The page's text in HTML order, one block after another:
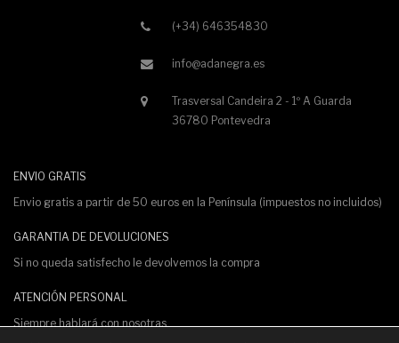
(+34) 646354830
info@adanegra.es
Trasversal Candeira 2 - 1º A Guarda
36780 Pontevedra
ENVIO GRATIS
Envio gratis a partir de 50 euros en la Península (impuestos no incluidos)
GARANTIA DE DEVOLUCIONES
Si no queda satisfecho le devolvemos la compra
ATENCIÓN PERSONAL
Siempre hablará con nosotras.